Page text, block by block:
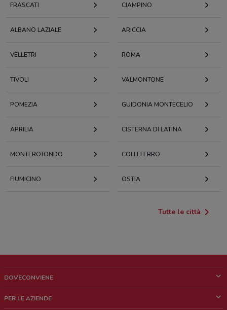
FRASCATI CIAMPINO
ALBANO LAZIALE ARICCIA
VELLETRI ROMA
TIVOLI VALMONTONE
POMEZIA GUIDONIA MONTECELIO
APRILIA CISTERNA DI LATINA
MONTEROTONDO COLLEFERRO
FIUMICINO OSTIA
Tutte le città
DOVECONVIENE
PER LE AZIENDE